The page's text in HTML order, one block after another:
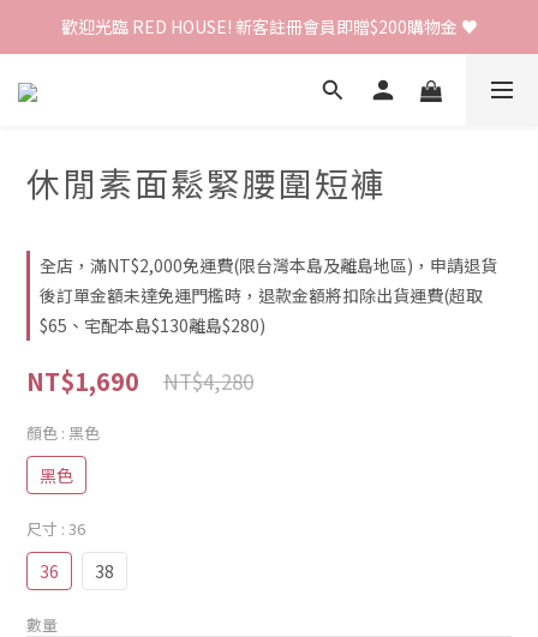
歡迎光臨 RED HOUSE! 新客註冊會員即贈$200購物金 ♥
歡迎光臨 RED HOUSE! 新客註冊會員即贈$200購物金 ♥
全館單筆訂單滿 $2000 免運 🚚
休閒素面鬆緊腰圍短褲
全店，滿NT$2,000免運費(限台灣本島及離島地區)，申請退貨
後訂單金額未達免運門檻時，退款金額將扣除出貨運費(超取
$65、宅配本島$130離島$280)
NT$1,690 NT$4,280
顏色 : 黑色
黑色
尺寸 : 36
36 38
數量